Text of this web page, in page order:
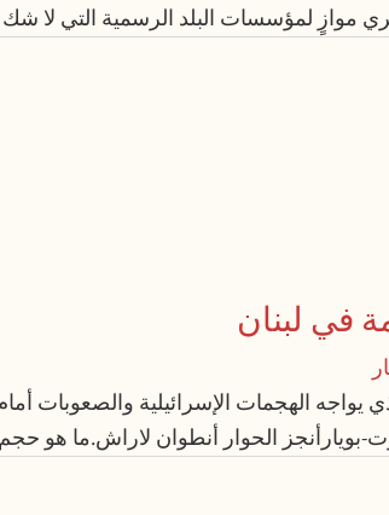
موازٍ لمؤسسات البلد الرسمية التي لا شك
في لبنان
يواجه الهجمات الإسرائيلية والصعوبات
بويارأنجز الحوار أنطوان لاراش.ما هو